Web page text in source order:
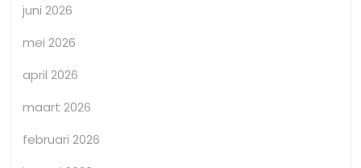
juni 2026
mei 2026
april 2026
maart 2026
februari 2026